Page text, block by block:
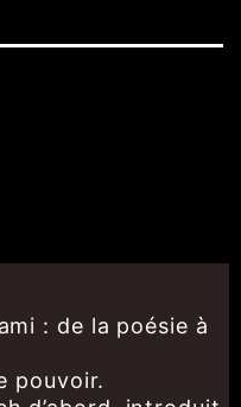
: de la poésie à
pouvoir.